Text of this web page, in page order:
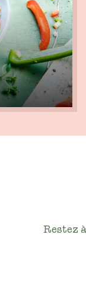
Restez